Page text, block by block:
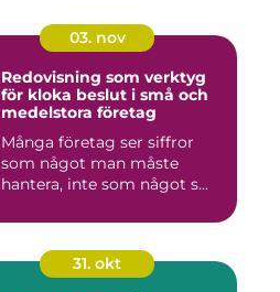
03. nov
Redovisning som verktyg
för kloka beslut i små och
medelstora företag
Många företag ser siffror
som något man måste
hantera, inte som något s...
31. okt